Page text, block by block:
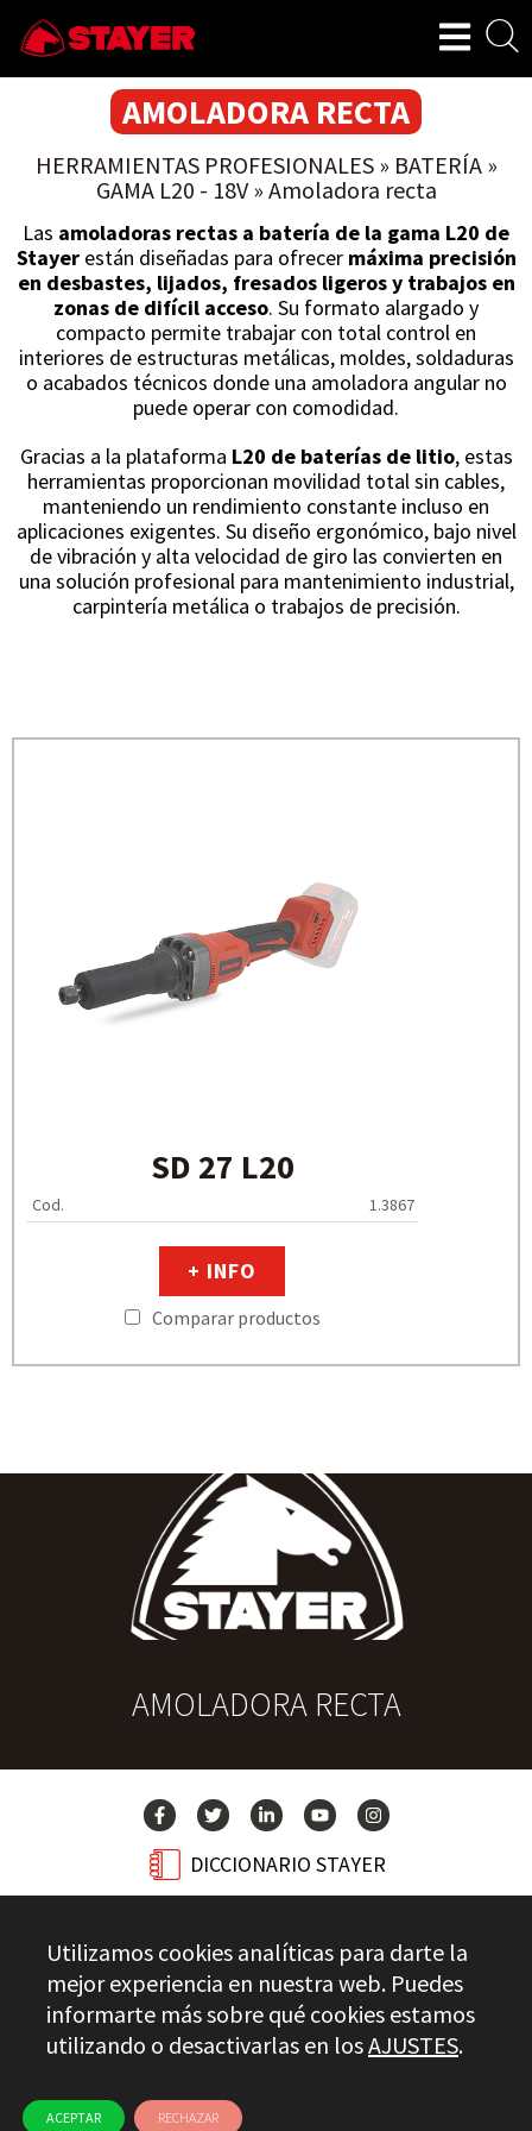
AMOLADORA RECTA
HERRAMIENTAS PROFESIONALES» BATERÍA»
GAMA L20 - 18V» Amoladora recta
Las amoladoras rectas a batería de la gama L20 de
Stayerestán diseñadas para ofrecer máxima precisión
en desbastes, lijados, fresados ligeros y trabajos en
zonas de difícil acceso. Su formato alargado y
compacto permite trabajar con total control en
interiores de estructuras metálicas, moldes, soldaduras
o acabados técnicos donde una amoladora angular no
puede operar con comodidad.
Gracias a la plataforma L20 de baterías de litio, estas
herramientas proporcionan movilidad total sin cables,
manteniendo un rendimiento constante incluso en
aplicaciones exigentes. Su diseño ergonómico, bajo nivel
de vibración y alta velocidad de giro las convierten en
una solución profesional para mantenimiento industrial,
carpintería metálica o trabajos de precisión.
SD 27 L20
Cod. 1.3867
+ INFO
Comparar productos
AMOLADORA RECTA
DICCIONARIO STAYER
CONTACTO
Stayer.es © 2026
PRIVACIDAD
CANAL ÉTICO
Utilizamos cookies analíticas para darte la
mejor experiencia en nuestra web. Puedes
informarte más sobre qué cookies estamos
utilizando o desactivarlas en losAJUSTES.
ACEPTAR RECHAZAR